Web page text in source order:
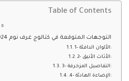
Table of Contents
التوجهات المتوقعة في كتالوج غرف نوم 2024
1- الألوان الدافئة:
2- الأثاث الأنيق:
3- التفاصيل المزخرفة:
4- الإضاءة الهادئة: